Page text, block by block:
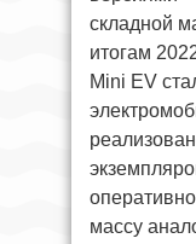
складной
итогам
Mini EV
массу